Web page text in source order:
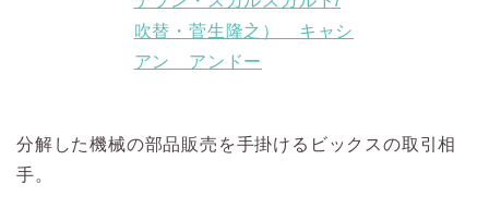
分解した機械の部品販売を手掛けるビックスの取引相
手。